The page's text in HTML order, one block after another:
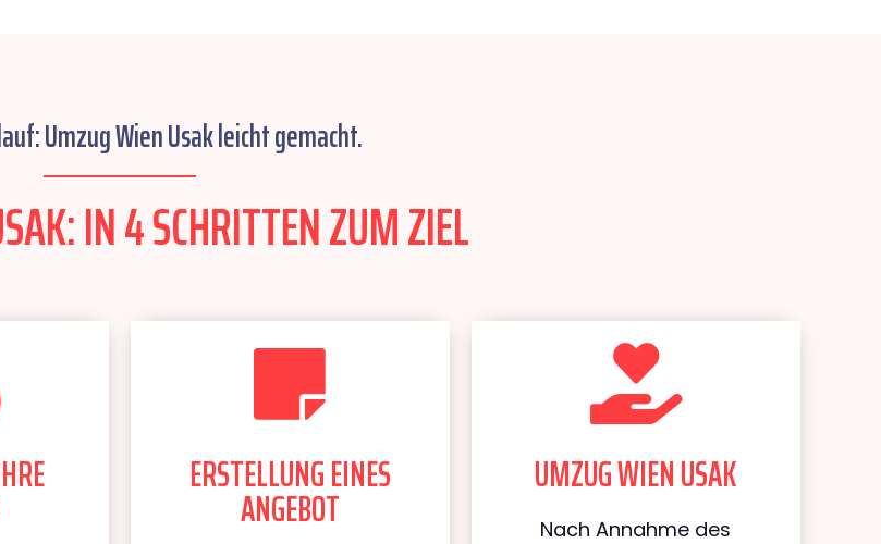
Umzug Wien Usak leicht gemacht.
IN 4 SCHRITTEN ZUM ZIEL
ERSTELLUNG EINES
ANGEBOT
UMZUG WIEN USAK
Nach Annahme des